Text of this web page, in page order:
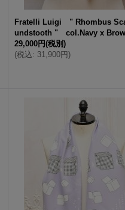
Fratelli Luigi " Rhombus
undstooth " col.Navy x
29,000円(税別)
(税込: 31,900円)